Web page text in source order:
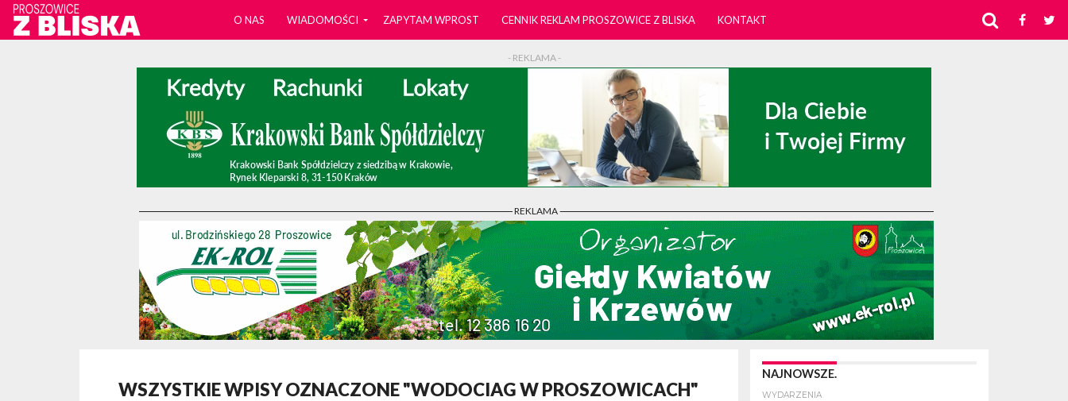
O NAS WIADOMOŚCI ZAPYTAM WPROST CENNIK REKLAM PROSZOWICE Z BLISKA KONTAKT
- REKLAMA -
- REKLAMA -
WSZYSTKIE WPISY OZNACZONE "WODOCIAG W PROSZOWICACH"
NAJNOWSZE.
WYDARZENIA